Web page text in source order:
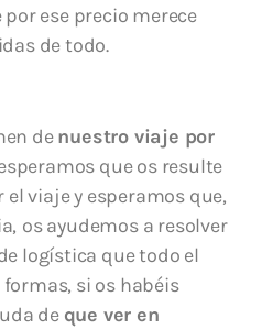
por ese precio merece
de todo.
denuestro viaje por
que os resulte
viaje y esperamos que,
os ayudemos a resolver
logística que todo el
si os habéis
de que ver en